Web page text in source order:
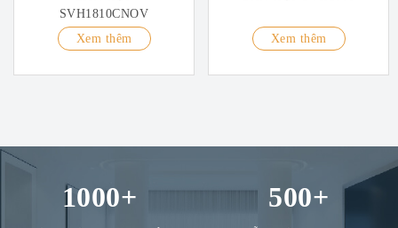
SVH1810CNOV
Xem thêm
Xem thêm
1000+ 500+